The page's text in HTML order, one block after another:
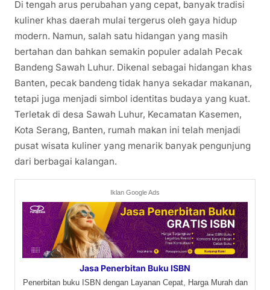
Di tengah arus perubahan yang cepat, banyak tradisi
kuliner khas daerah mulai tergerus oleh gaya hidup
modern. Namun, salah satu hidangan yang masih
bertahan dan bahkan semakin populer adalah Pecak
Bandeng Sawah Luhur. Dikenal sebagai hidangan khas
Banten, pecak bandeng tidak hanya sekadar makanan,
tetapi juga menjadi simbol identitas budaya yang kuat.
Terletak di desa Sawah Luhur, Kecamatan Kasemen,
Kota Serang, Banten, rumah makan ini telah menjadi
pusat wisata kuliner yang menarik banyak pengunjung
dari berbagai kalangan.
Iklan Google Ads
Jasa Penerbitan Buku ISBN
Penerbitan buku ISBN dengan Layanan Cepat, Harga Murah dan